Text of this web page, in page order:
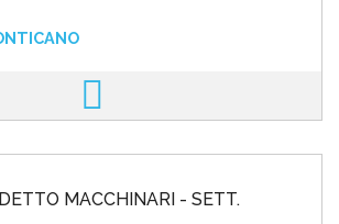
MACCHINARI - SETT.